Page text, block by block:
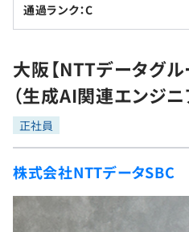
転職成功ガイド
転職エージェント
インタビュー
転職成功ガイド
新卒就活
求人検索
本選考
インターン
新卒エージェント
学習
問題集
プログラミング言語
ゲーム・マンガ
Tech Team Journal
通過ランク：C
大阪【NTTデータグ
（生成AI関連エンジニ
正社員
株式会社NTTデータSBC